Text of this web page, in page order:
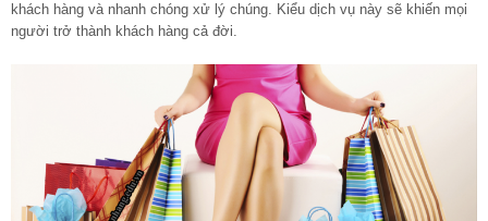
khách hàng và nhanh chóng xử lý chúng. Kiểu dịch vụ này sẽ khiến mọi
người trở thành khách hàng cả đời.